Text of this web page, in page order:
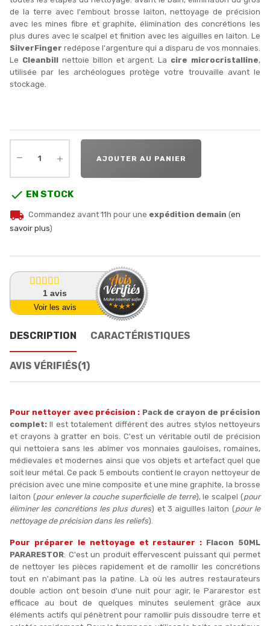
de la terre avec l'embout brosse laiton, nettoyage de précision
avec les mines fibre et graphite, élimination des concrétions les
plus dures avec le scalpel et finition avec les aiguilles en laiton. Le
SilverFinger redépose l'argenture qui a disparu de vos monnaies.
Le Cleanbillnettoie billon et argent. La cire microcristalline,
utilisée par les archéologues protège votre trouvaille avant le
stockage.
AJOUTER AU PANIER
 EN STOCK
local_shipping Commandez avant 11h pour une expédition demain (en
savoir plus)
1avis
Voir les avis
DESCRIPTION CARACTÉRISTIQUES
AVIS VÉRIFIÉS(1)
Pour nettoyer avec précision : Pack de crayon de précision
complet:Il est totalement différent des autres stylos nettoyeurs
et crayons à gratter en bois. C'est un véritable outil de précision
qui nettoiera sans les abîmer vos monnaies gauloises, romaines,
médievales et modernes ainsi que vos objets et artefact quel que
soit leur métal. Ce pack 5 embouts contient le crayon nettoyeur de
précision avec une mine composite et une mine graphite, la brosse
laiton (pour enlever la couche superficielle de terre), le scalpel (pour
éliminer les concrétions les plus dures) et 3 aiguilles laiton (pour le
nettoyage de précision dans les reliefs).
Pour préparer le nettoyage et restaurer : Flacon 50ML
PARARESTOR: C'est un produit effervescent puissant qui permet
de nettoyer les pièces rapidement et de ramollir les concrétions
tout en n'abimant pas la patine. Là où les autres restaurateurs
double action ont besoin d'une nuit pour agir, le Pararestor est
efficace au bout de quelques minutes seulement grâce aux
éléments actifs qui pénètrent pour ramollir puis dissoudre terre et